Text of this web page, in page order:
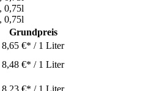
Grundpreis
8,65 €* / 1 Liter
8,48 €* / 1 Liter